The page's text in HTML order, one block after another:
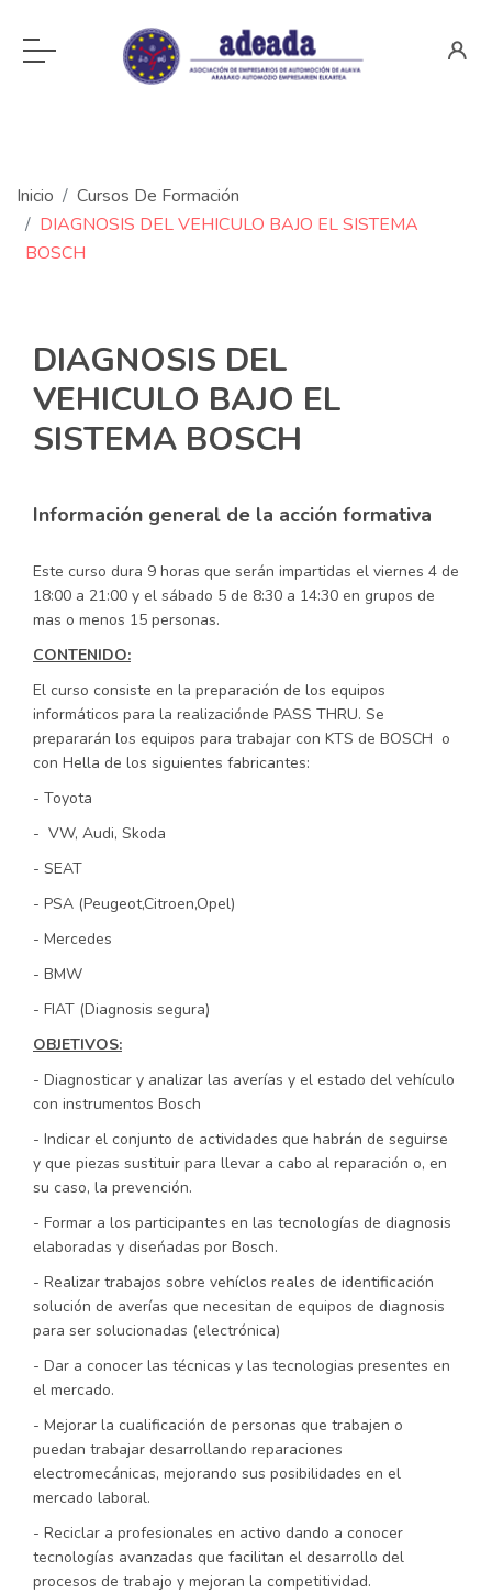
Inicio
Cursos De Formación
DIAGNOSIS DEL VEHICULO BAJO EL SISTEMA
BOSCH
DIAGNOSIS DEL
VEHICULO BAJO EL
SISTEMA BOSCH
Información general de la acción formativa
Este curso dura 9 horas que serán impartidas el viernes 4 de
18:00 a 21:00 y el sábado 5 de 8:30 a 14:30 en grupos de
mas o menos 15 personas.
CONTENIDO:
El curso consiste en la preparación de los equipos
informáticos para la realizaciónde PASS THRU. Se
prepararán los equipos para trabajar con KTS de BOSCH o
con Hella de los siguientes fabricantes:
- Toyota
- VW, Audi, Skoda
- SEAT
- PSA (Peugeot,Citroen,Opel)
- Mercedes
- BMW
- FIAT (Diagnosis segura)
OBJETIVOS:
- Diagnosticar y analizar las averías y el estado del vehículo
con instrumentos Bosch
- Indicar el conjunto de actividades que habrán de seguirse
y que piezas sustituir para llevar a cabo al reparación o, en
su caso, la prevención.
- Formar a los participantes en las tecnologías de diagnosis
elaboradas y diseńadas por Bosch.
- Realizar trabajos sobre vehíclos reales de identificación
solución de averías que necesitan de equipos de diagnosis
para ser solucionadas (electrónica)
- Dar a conocer las técnicas y las tecnologias presentes en
el mercado.
- Mejorar la cualificación de personas que trabajen o
puedan trabajar desarrollando reparaciones
electromecánicas, mejorando sus posibilidades en el
mercado laboral.
- Reciclar a profesionales en activo dando a conocer
tecnologías avanzadas que facilitan el desarrollo del
procesos de trabajo y mejoran la competitividad.